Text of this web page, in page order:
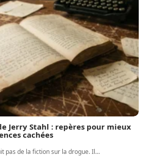
Jerry Stahl : repères pour mieux
cachées
pas de la fiction sur la drogue. Il…